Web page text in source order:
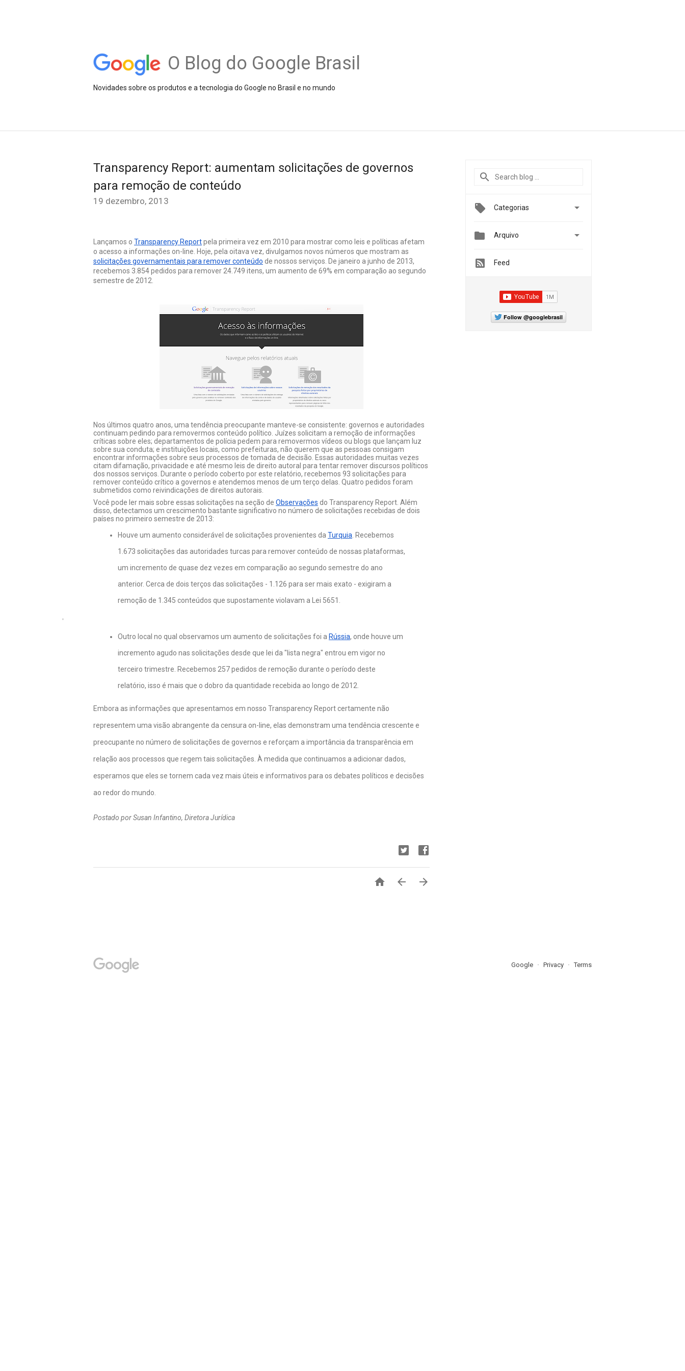
O Blog do Google Brasil
Novidades sobre os produtos e a tecnologia do Google no Brasil e no mundo
Transparency Report: aumentam solicitações de governos
para remoção de conteúdo
19 dezembro, 2013
Lançamos o Transparency Report pela primeira vez em 2010 para mostrar como leis e políticas afetam
solicitações governamentais para remover conteúdo de nossos serviços. De janeiro a junho de 2013,
recebemos 3.854 pedidos para remover 24.749 itens, um aumento de 69% em comparação ao segundo
semestre de 2012.
Nos últimos quatro anos, uma tendência preocupante manteve-se consistente: governos e autoridades
continuam pedindo para removermos conteúdo político. Juízes solicitam a remoção de informações
críticas sobre eles; departamentos de polícia pedem para removermos vídeos ou blogs que lançam luz
sobre sua conduta; e instituições locais, como prefeituras, não querem que as pessoas consigam
encontrar informações sobre seus processos de tomada de decisão. Essas autoridades muitas vezes
citam difamação, privacidade e até mesmo leis de direito autoral para tentar remover discursos políticos
dos nossos serviços. Durante o período coberto por este relatório, recebemos 93 solicitações para
remover conteúdo crítico a governos e atendemos menos de um terço delas. Quatro pedidos foram
submetidos como reivindicações de direitos autorais.
Você pode ler mais sobre essas solicitações na seção de Observações do Transparency Report. Além
disso, detectamos um crescimento bastante significativo no número de solicitações recebidas de dois
países no primeiro semestre de 2013:
Houve um aumento considerável de solicitações provenientes da Turquia . Recebemos
1.673 solicitações das autoridades turcas para remover conteúdo de nossas plataformas,
um incremento de quase dez vezes em comparação ao segundo semestre do ano
anterior. Cerca de dois terços das solicitações - 1.126 para ser mais exato - exigiram a
remoção de 1.345 conteúdos que supostamente violavam a
Lei 5651
Outro local no qual observamos um aumento de solicitações foi a Rússia, onde houve um
incremento agudo nas solicitações desde que lei da "lista negra" entrou em vigor no
terceiro trimestre. Recebemos 257 pedidos de remoção durante o período deste
relatório, isso é mais que o dobro da quantidade recebida ao longo de 2012.
Embora as informações que apresentamos em nosso Transparency Report certamente não
representem uma visão abrangente da censura on-line, elas demonstram uma tendência crescente e
preocupante no número de solicitações de governos e reforçam a importância da transparência em
relação aos processos que regem tais solicitações. À medida que continuamos a adicionar dados,
esperamos que eles se tornem cada vez mais úteis e informativos para os debates políticos e decisões
ao redor do mundo.
Postado por Susan Infantino, Diretora Jurídica
  
Categorias 
 Arquivo 
Feed
Follow @googlebrasil
Google Privacy Terms